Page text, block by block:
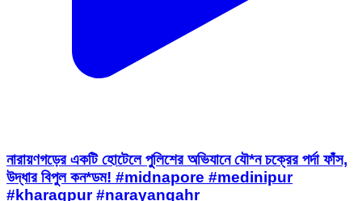
নারায়ণগড়ের একটি হোটেলে পুলিশের অভিযানে যৌ*ন চক্রের পর্দা ফাঁস,
উদ্ধার বিপুল কন*ডম! #midnapore #medinipur
#kharagpur #narayangahr